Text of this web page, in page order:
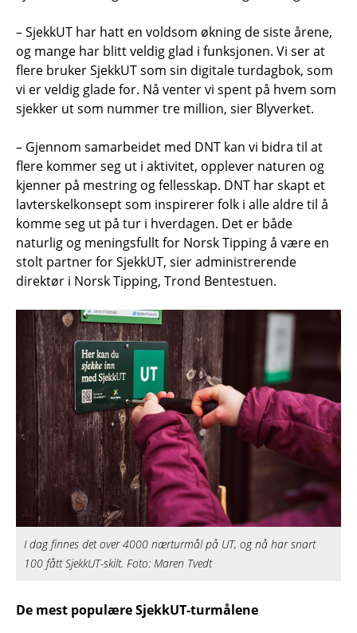
– SjekkUT har hatt en voldsom økning de siste årene,
og mange har blitt veldig glad i funksjonen. Vi ser at
flere bruker SjekkUT som sin digitale turdagbok, som
vi er veldig glade for. Nå venter vi spent på hvem som
sjekker ut som nummer tre million, sier Blyverket.
– Gjennom samarbeidet med DNT kan vi bidra til at
flere kommer seg ut i aktivitet, opplever naturen og
kjenner på mestring og fellesskap. DNT har skapt et
lavterskelkonsept som inspirerer folk i alle aldre til å
komme seg ut på tur i hverdagen. Det er både
naturlig og meningsfullt for Norsk Tipping å være en
stolt partner for SjekkUT, sier administrerende
direktør i Norsk Tipping, Trond Bentestuen.
I dag finnes det over 4000 nærturmål på UT, og nå har snart
100 fått SjekkUT-skilt. Foto: Maren Tvedt
De mest populære SjekkUT-turmålene